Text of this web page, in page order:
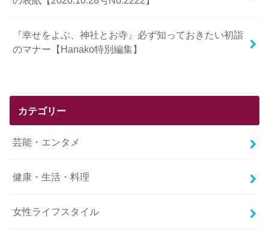
『幸せをよぶ、神社とお寺』必ず知っておきたい初詣
のマナー【Hanako特別編集】
カテゴリー
芸能・エンタメ
健康・生活・料理
女性ライフスタイル